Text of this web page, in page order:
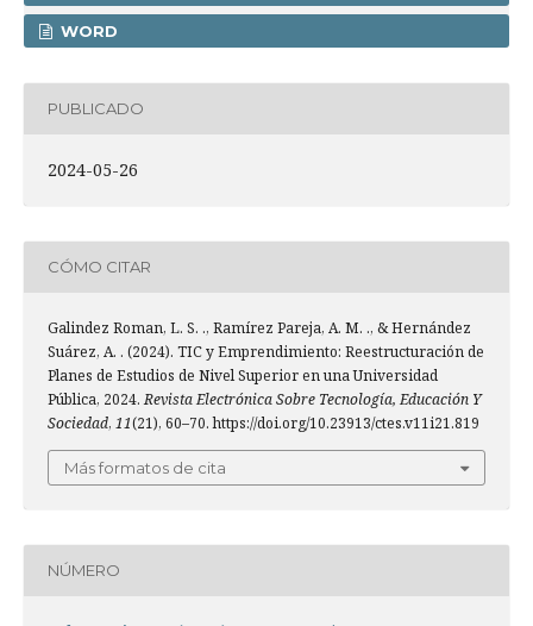
WORD
PUBLICADO
2024-05-26
CÓMO CITAR
Galindez Roman, L. S. ., Ramírez Pareja, A. M. ., & Hernández
Suárez, A. . (2024). TIC y Emprendimiento: Reestructuración de
Planes de Estudios de Nivel Superior en una Universidad
Pública, 2024.Revista Electrónica Sobre Tecnología, Educación Y
Sociedad, 11(21), 60–70. https://doi.org/10.23913/ctes.v11i21.819
Más formatos de cita
NÚMERO